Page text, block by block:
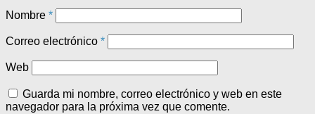
Nombre *
Correo electrónico *
Web
Guarda mi nombre, correo electrónico y web en este
navegador para la próxima vez que comente.